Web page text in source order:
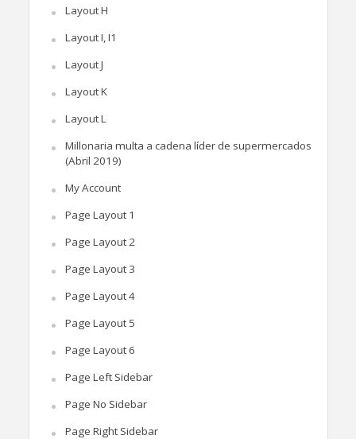
Layout H
Layout I, I1
Layout J
Layout K
Layout L
Millonaria multa a cadena líder de supermercados
(Abril 2019)
My Account
Page Layout 1
Page Layout 2
Page Layout 3
Page Layout 4
Page Layout 5
Page Layout 6
Page Left Sidebar
Page No Sidebar
Page Right Sidebar